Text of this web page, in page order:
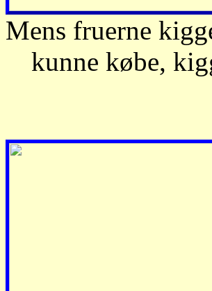
Mens fruerne
kunne købe,